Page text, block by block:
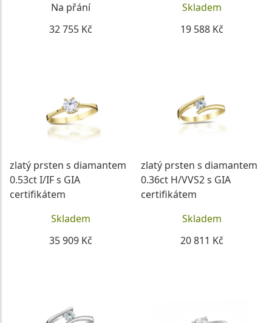
Na přání
32 755 Kč
Skladem
19 588 Kč
zlatý prsten s diamantem
0.53ct I/IF s GIA
certifikátem
Skladem
35 909 Kč
zlatý prsten s diamantem
0.36ct H/VVS2 s GIA
certifikátem
Skladem
20 811 Kč